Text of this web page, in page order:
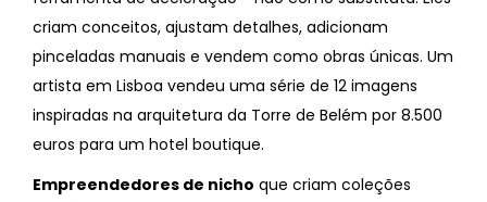
criam conceitos, ajustam detalhes, adicionam
pinceladas manuais e vendem como obras únicas. Um
artista em Lisboa vendeu uma série de 12 imagens
inspiradas na arquitetura da Torre de Belém por 8.500
euros para um hotel boutique.
Empreendedores de nicho que criam coleções